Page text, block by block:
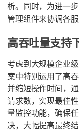
析。同时，为进一
管理组件来协调各
高吞吐量支持
考虑到大规模企业
案中特别运用了高
并缩短操作时间，
请求数，实现最佳
量监控功能，确保
决，大幅提高最终结